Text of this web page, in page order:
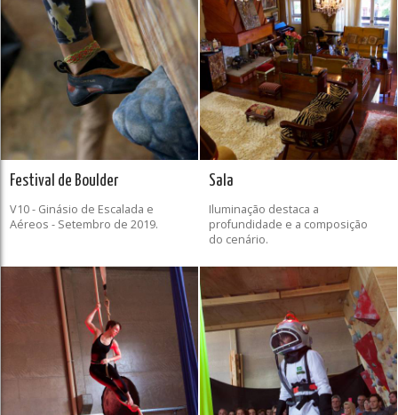
Festival de Boulder
V10 - Ginásio de Escalada e
Aéreos - Setembro de 2019.
Sala
Iluminação destaca a
profundidade e a composição
do cenário.